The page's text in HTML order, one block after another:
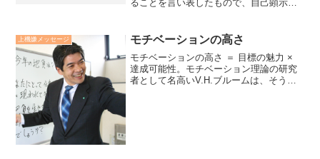
ることを言い表したもので、自己顕示や
がら、自己顕示欲や見返りを求める心が
見え隠れすることが多いな...
上機嫌メッセージ モチベーションの高さ
モチベーションの高さ ＝ 目標の魅力 ×
達成可能性。モチベーション理論の研究
者として名高いV.H.ブルームは、そう言